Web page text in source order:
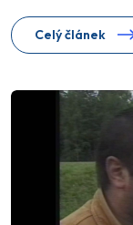
Celý článek